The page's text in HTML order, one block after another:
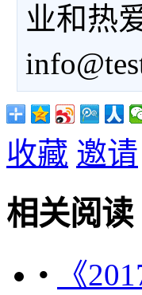
业和热
收藏 邀请
相关阅读
•
《